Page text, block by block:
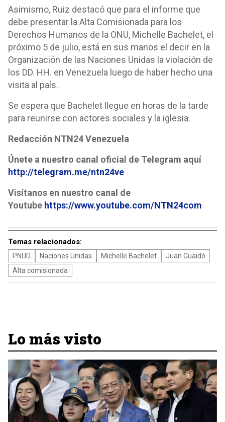
Asimismo, Ruiz destacó que para el informe que
debe presentar la Alta Comisionada para los
Derechos Humanos de la ONU, Michelle Bachelet, el
próximo 5 de julio, está en sus manos el decir en la
Organización de las Naciones Unidas la violación de
los DD. HH. en Venezuela luego de haber hecho una
visita al país.
Se espera que Bachelet llegue en horas de la tarde
para reunirse con actores sociales y la iglesia.
Redacción NTN24 Venezuela
Únete a nuestro canal oficial de Telegram aquí
http://telegram.me/ntn24ve
Visítanos en nuestro canal de
Youtube https://www.youtube.com/NTN24com
Temas relacionados:
PNUD Naciones Unidas Michelle Bachelet
Juan Guaidó
Alta comisionada
Lo más visto